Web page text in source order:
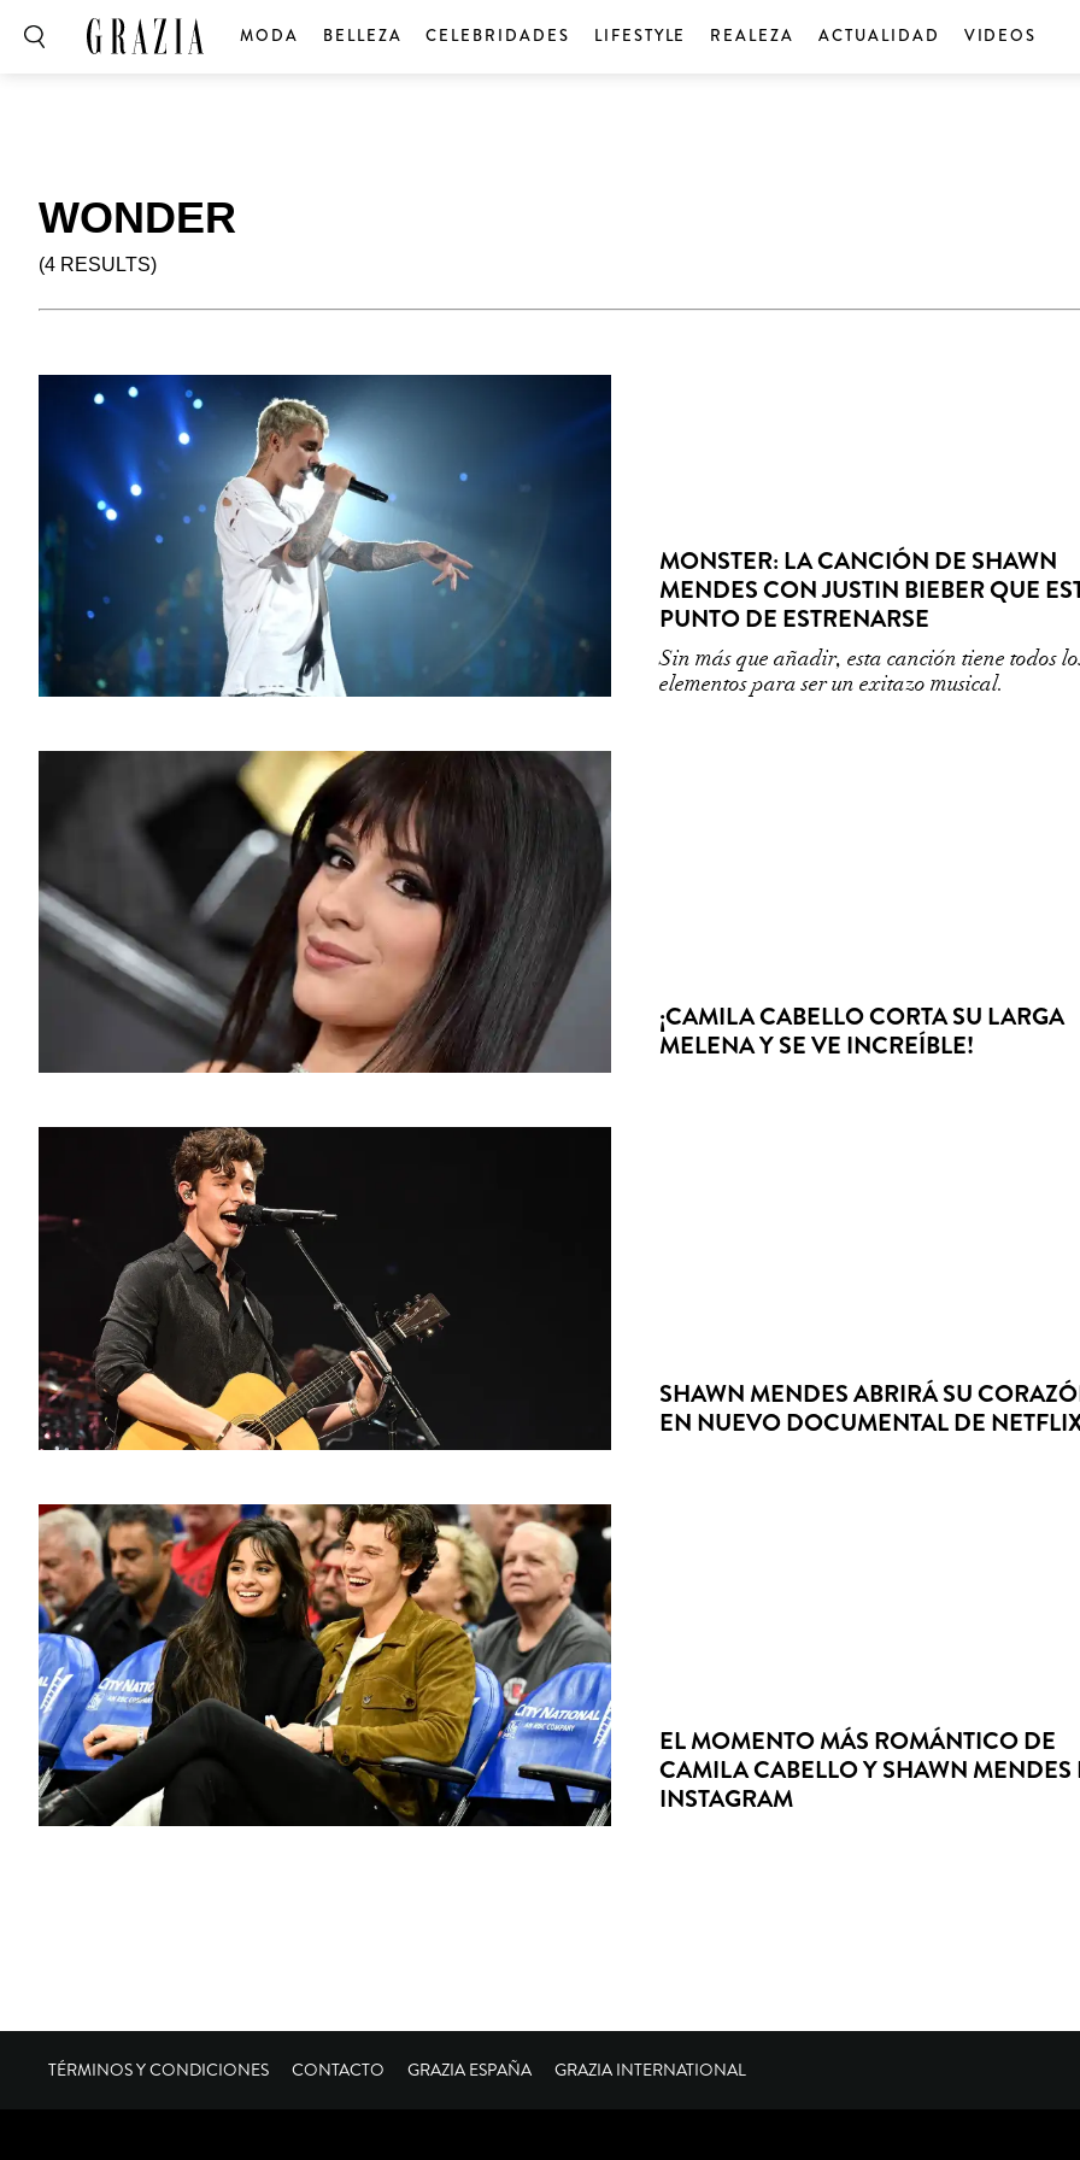
MODA BELLEZA CELEBRIDADES LIFESTYLE REALEZA ACTUALIDAD VIDEOS
WONDER
(4 RESULTS)
MONSTER: LA CANCIÓN DE SHAWN
MENDES CON JUSTIN BIEBER QUE
PUNTO DE ESTRENARSE
Sin más que añadir, esta canción tiene todos
elementos para ser un exitazo musical.
¡CAMILA CABELLO CORTA SU LARGA
MELENA Y SE VE INCREÍBLE!
SHAWN MENDES ABRIRÁ SU
EN NUEVO DOCUMENTAL DE
EL MOMENTO MÁS ROMÁNTICO DE
CAMILA CABELLO Y SHAWN MENDES
INSTAGRAM
TÉRMINOS Y CONDICIONES CONTACTO GRAZIA ESPAÑA GRAZIA INTERNATIONAL